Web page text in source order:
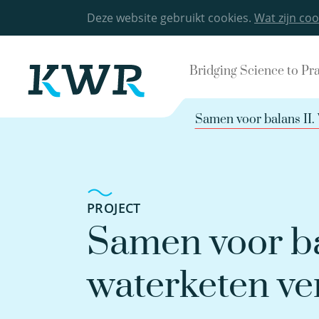
Deze website gebruikt cookies. Wat zijn
Bridging Science to
Samen voor balans
PROJECT
Samen voor
waterketen